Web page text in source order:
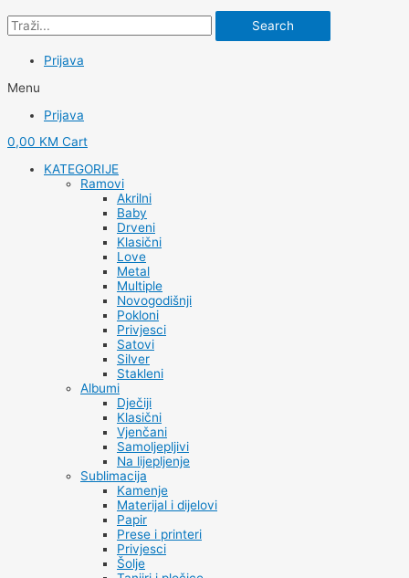
Search
Prijava
Menu
Prijava
0,00 KM Cart
KATEGORIJE
Ramovi
Akrilni
Baby
Drveni
Klasični
Love
Metal
Multiple
Novogodišnji
Pokloni
Privjesci
Satovi
Silver
Stakleni
Albumi
Dječiji
Klasični
Vjenčani
Samoljepljivi
Na lijepljenje
Sublimacija
Kamenje
Materijal i dijelovi
Papir
Prese i printeri
Privjesci
Šolje